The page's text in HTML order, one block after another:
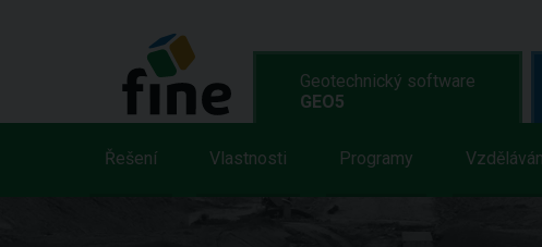
Geotechnický software
GEO5
Řešení Vlastnosti Programy